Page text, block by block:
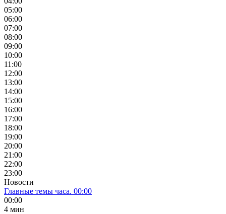
05:00
06:00
07:00
08:00
09:00
10:00
11:00
12:00
13:00
14:00
15:00
16:00
17:00
18:00
19:00
20:00
21:00
22:00
23:00
Новости
Главные темы часа. 00:00
00:00
4 мин